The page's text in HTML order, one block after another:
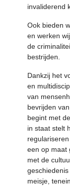
invaliderend
Ook bieden
en werken
de
bestrijden.
Dankzij het
en
van
bevrijden
begint met
in staat stelt
een op maat
met de
meisje,